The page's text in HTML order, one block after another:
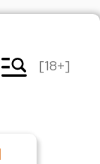
[18+]